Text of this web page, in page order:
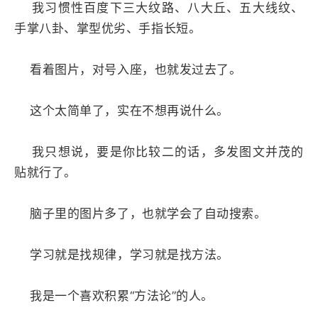
我习惯性百度下三大纹路、八大丘、五大线纹、
手掌八卦、掌型优劣、手指长短。
看着图片，对号入座，也就发过去了。
这个太简单了，实在不想再说什么。
我只想说，要是你比较二的话，多发图文并茂的
贴就行了。
脑子里的图片多了，也就学会了自动搜索。
学习就是找规律，学习就是找方法。
我是一个喜欢积累“方法论”的人。